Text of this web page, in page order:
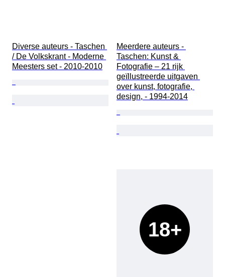
Diverse auteurs - Taschen
/ De Volkskrant - Moderne
Meesters set - 2010-2010
Meerdere auteurs -
Taschen: Kunst &
Fotografie – 21 rijk
geïllustreerde uitgaven
over kunst, fotografie,
design, - 1994-2014
18+